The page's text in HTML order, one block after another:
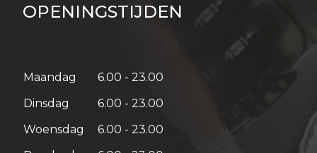
OPENINGSTIJDEN
Maandag
6.00 - 23.00
Dinsdag
6.00 - 23.00
Woensdag
6.00 - 23.00